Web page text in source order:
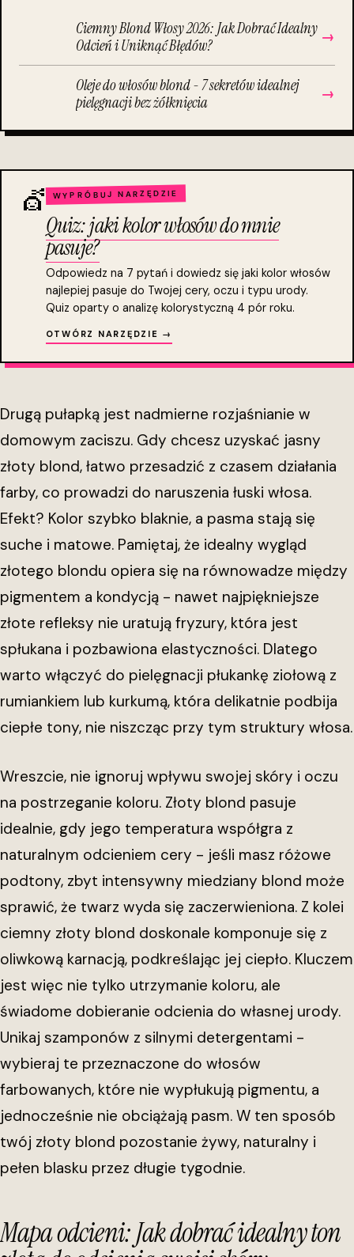
Ciemny Blond Włosy 2026: Jak Dobrać Idealny
Odcień i Uniknąć Błędów?
→
Oleje do włosów blond - 7 sekretów idealnej
pielęgnacji bez żółknięcia
→
💇 WYPRÓBUJ NARZĘDZIE
Quiz: jaki kolor włosów do mnie
pasuje?
Odpowiedz na 7 pytań i dowiedz się jaki kolor włosów
najlepiej pasuje do Twojej cery, oczu i typu urody.
Quiz oparty o analizę kolorystyczną 4 pór roku.
OTWÓRZ NARZĘDZIE →
Drugą pułapką jest nadmierne rozjaśnianie w
domowym zaciszu. Gdy chcesz uzyskać jasny
złoty blond, łatwo przesadzić z czasem działania
farby, co prowadzi do naruszenia łuski włosa.
Efekt? Kolor szybko blaknie, a pasma stają się
suche i matowe. Pamiętaj, że idealny wygląd
złotego blondu opiera się na równowadze między
pigmentem a kondycją - nawet najpiękniejsze
złote refleksy nie uratują fryzury, która jest
spłukana i pozbawiona elastyczności. Dlatego
warto włączyć do pielęgnacji płukankę ziołową z
rumiankiem lub kurkumą, która delikatnie podbija
ciepłe tony, nie niszcząc przy tym struktury włosa.
Wreszcie, nie ignoruj wpływu swojej skóry i oczu
na postrzeganie koloru. Złoty blond pasuje
idealnie, gdy jego temperatura współgra z
naturalnym odcieniem cery - jeśli masz różowe
podtony, zbyt intensywny miedziany blond może
sprawić, że twarz wyda się zaczerwieniona. Z kolei
ciemny złoty blond doskonale komponuje się z
oliwkową karnacją, podkreślając jej ciepło. Kluczem
jest więc nie tylko utrzymanie koloru, ale
świadome dobieranie odcienia do własnej urody.
Unikaj szamponów z silnymi detergentami -
wybieraj te przeznaczone do włosów
farbowanych, które nie wypłukują pigmentu, a
jednocześnie nie obciążają pasm. W ten sposób
twój złoty blond pozostanie żywy, naturalny i
pełen blasku przez długie tygodnie.
Mapa odcieni: Jak dobrać idealny ton